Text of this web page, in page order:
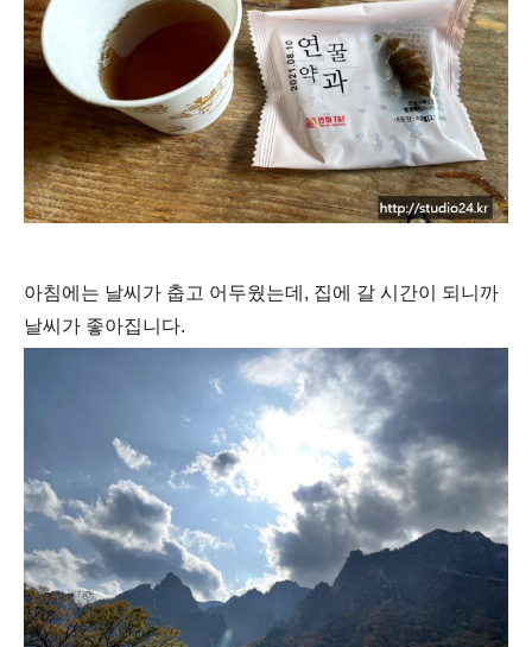
아침에는 날씨가 춥고 어두웠는데, 집에 갈 시간이 되니까
날씨가 좋아집니다.